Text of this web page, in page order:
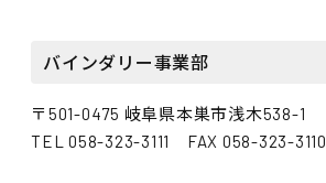
バインダリー事業部
〒501-0475 岐阜県本巣市浅木538-1
TEL 058-323-3111 FAX 058-323-3110